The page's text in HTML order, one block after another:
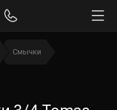
Смычки